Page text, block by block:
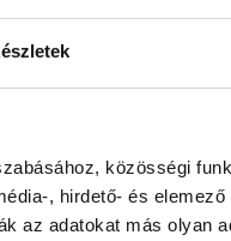
közösségi
, hirdető- és
az adatokat más olyan